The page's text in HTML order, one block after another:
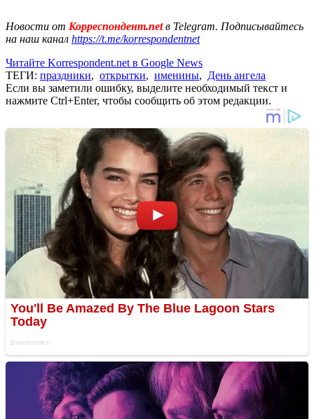
Новости от Корреспондент.netв Telegram. Подписывайтесь
на наш канал https://t.me/korrespondentnet
Читайте Korrespondent.net в Google News
ТЕГИ: праздники, открытки, именины, День ангела
Если вы заметили ошибку, выделите необходимый текст и
нажмите Ctrl+Enter, чтобы сообщить об этом редакции.